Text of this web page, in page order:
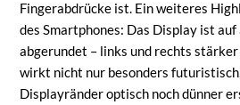
Fingerabdrücke ist. Ein weiteres
des Smartphones: Das Display ist
abgerundet – links und rechts stärker
wirkt nicht nur besonders
Displayränder optisch noch dünner